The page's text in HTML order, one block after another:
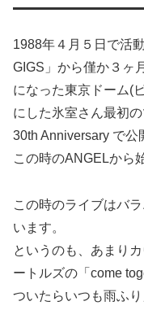
1988年４月５日で活
GIGS」から僅か３ヶ
になった東京ドーム(
にした氷室さん最初の
30th Anniversary で
この時のANGELから
この時のライブはバ
います。
というのも、あまり
ートルズの「come
ついたらいつも雨ふ